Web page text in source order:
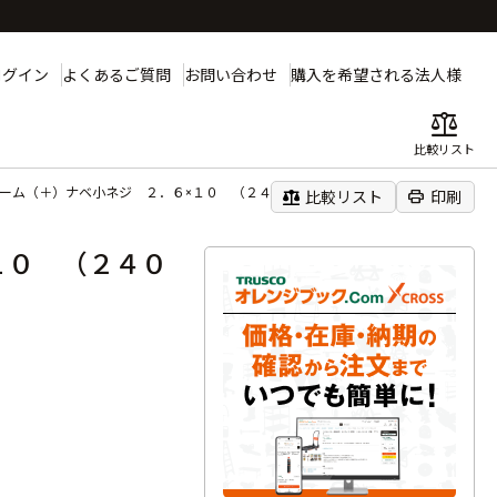
イン よくあるご質問 お問い合わせ 購入を希望される法人様
balance
比較リスト
ム（＋）ナベ小ネジ ２．６×１０ （２４０本入）
balance 比較リスト print 印刷
０ （２４０